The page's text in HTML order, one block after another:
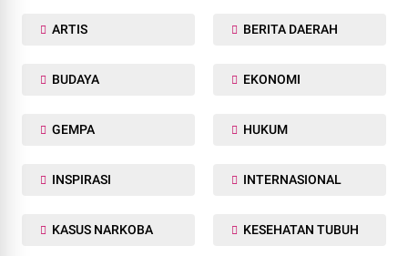
ARTIS BERITA DAERAH
BUDAYA EKONOMI
GEMPA HUKUM
INSPIRASI INTERNASIONAL
KASUS NARKOBA KESEHATAN TUBUH